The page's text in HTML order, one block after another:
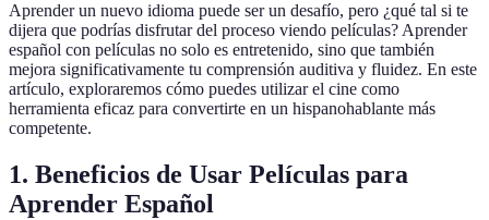
Aprender un nuevo idioma puede ser un desafío, pero ¿qué tal si te
dijera que podrías disfrutar del proceso viendo películas? Aprender
español con películas no solo es entretenido, sino que también
mejora significativamente tu comprensión auditiva y fluidez. En este
artículo, exploraremos cómo puedes utilizar el cine como
herramienta eficaz para convertirte en un hispanohablante más
competente.
1. Beneficios de Usar Películas para
Aprender Español